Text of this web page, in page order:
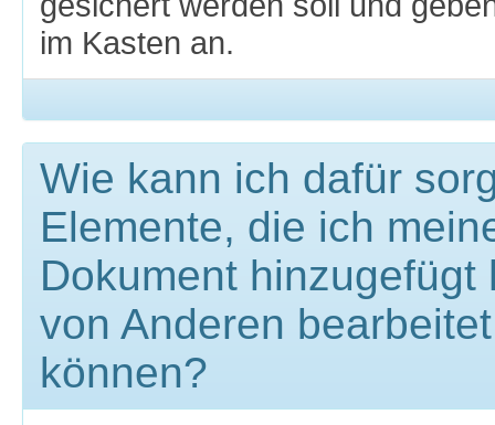
im Kasten an.
Wie kann ich dafür
Elemente, die ich
Dokument hinzugefügt
von Anderen
können?